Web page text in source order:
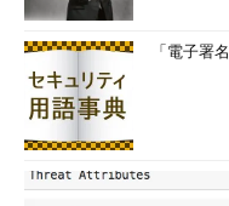
「電子署